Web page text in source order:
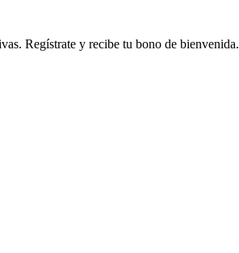
Regístrate y recibe tu bono de bienvenida.